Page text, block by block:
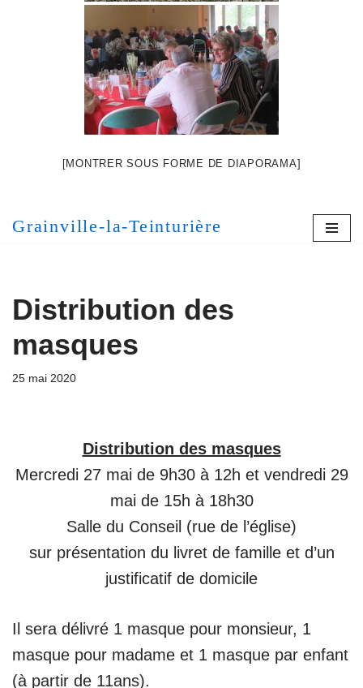
[MONTRER SOUS FORME DE DIAPORAMA]
Grainville-la-Teinturière
Distribution des
masques
25 mai 2020
Distribution des masques
Mercredi 27 mai de 9h30 à 12h et vendredi 29
mai de 15h à 18h30
Salle du Conseil (rue de l’église)
sur présentation du livret de famille et d’un
justificatif de domicile
Il sera délivré 1 masque pour monsieur, 1
masque pour madame et 1 masque par enfant
(à partir de 11ans).